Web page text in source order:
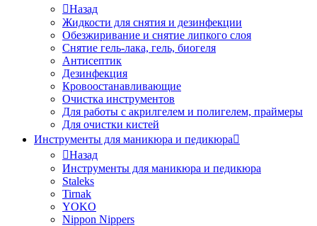
Назад
Жидкости для снятия и дезинфекции
Обезжиривание и снятие липкого слоя
Снятие гель-лака, гель, биогеля
Антисептик
Дезинфекция
Кровоостанавливающие
Очистка инструментов
Для работы с акрилгелем и полигелем, праймеры
Для очистки кистей
Инструменты для маникюра и педикюра
Назад
Инструменты для маникюра и педикюра
Staleks
Tirnak
YOKO
Nippon Nippers